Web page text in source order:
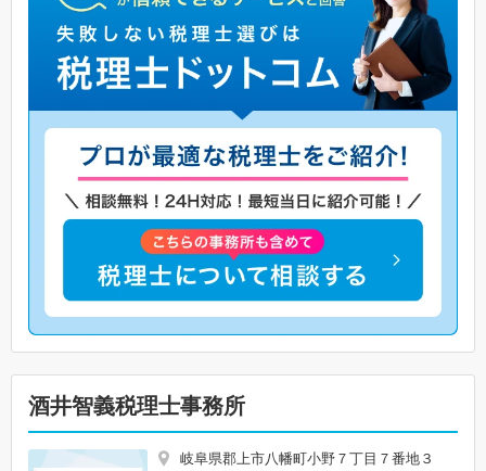
酒井智義税理士事務所
岐阜県郡上市八幡町小野７丁目７番地３